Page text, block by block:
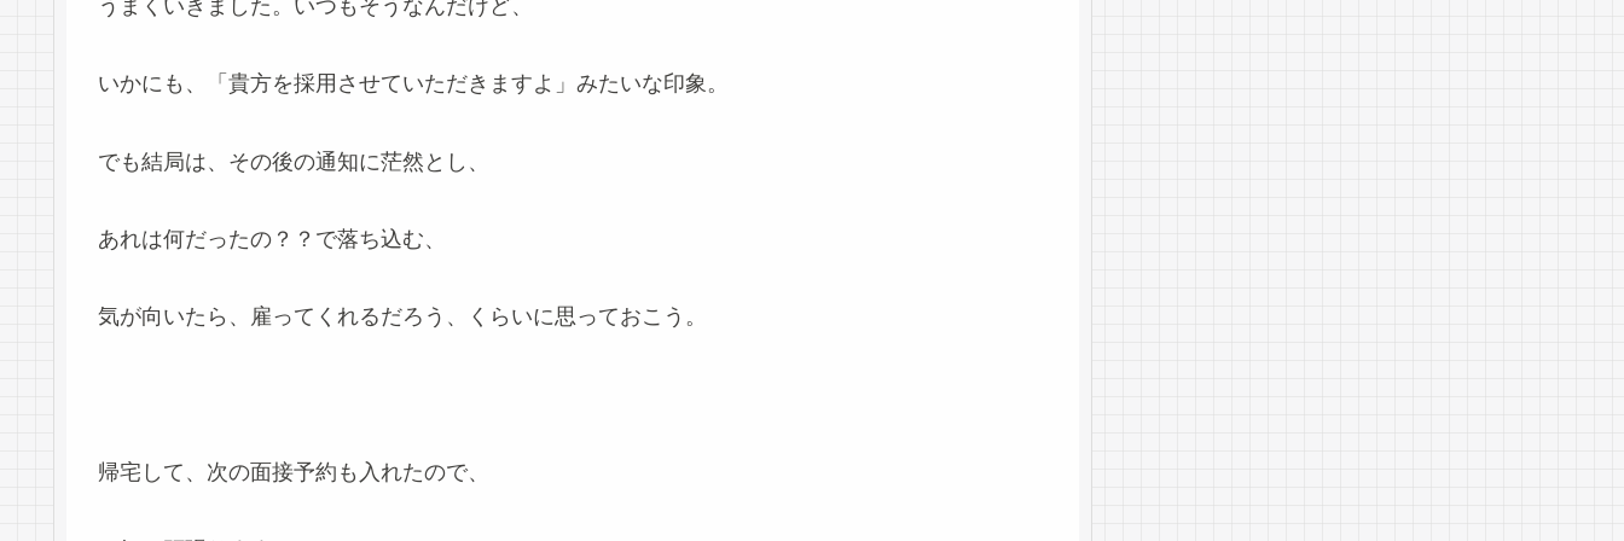
うまくいきました。いつもそうなんだけど、
いかにも、「貴方を採用させていただきますよ」みたいな印象。
でも結局は、その後の通知に茫然とし、
あれは何だったの？？で落ち込む、
気が向いたら、雇ってくれるだろう、くらいに思っておこう。
帰宅して、次の面接予約も入れたので、